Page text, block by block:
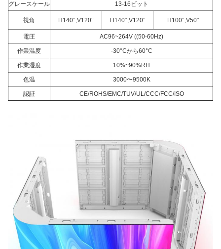
グレースケール
13-16ビット
視角 H140°,V120° H140°,V120° H100°,V50°
電圧 AC96~264V ((50-60Hz)
作業温度 -30°Cから60°C
作業湿度 10%~90%RH
色温 3000〜9500K
認証 CE/ROHS/EMC/TUV/UL/CCC/FCC/ISO